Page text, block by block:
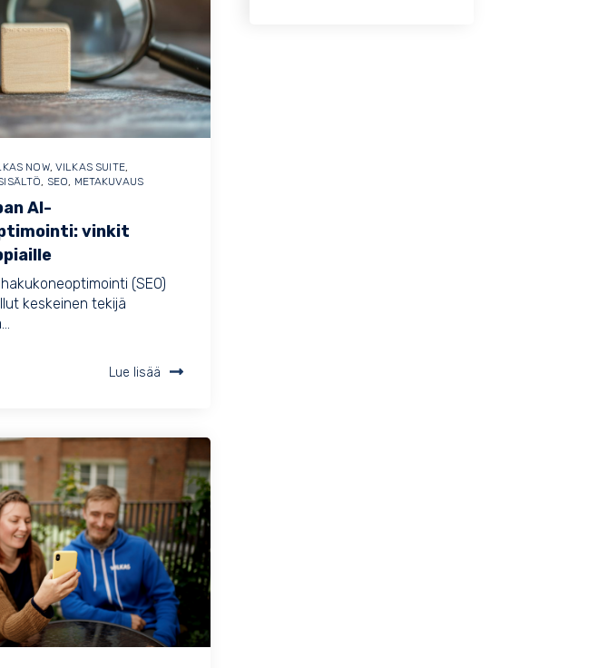
NOW, VILKAS SUITE,
, SEO, METAKUVAUS
AI-
vinkit
(SEO)
keskeinen tekijä
Lue lisää